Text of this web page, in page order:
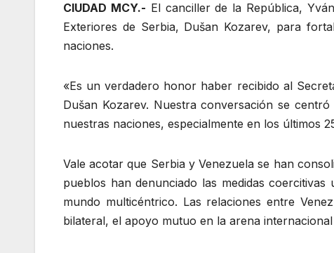
CIUDAD MCY.- El canciller de la República,
Exteriores de Serbia, Dušan Kozarev, para
naciones.
«Es un verdadero honor haber recibido al
Dušan Kozarev. Nuestra conversación se
nuestras naciones, especialmente en los últimos
Vale acotar que Serbia y Venezuela se han
pueblos han denunciado las medidas
mundo multicéntrico. Las relaciones entre
bilateral, el apoyo mutuo en la arena